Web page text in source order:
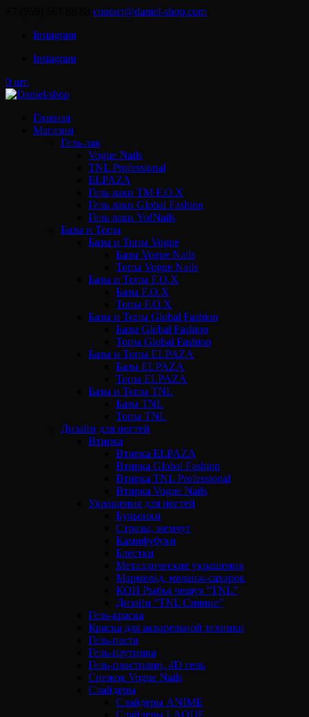
contact@daniel-shop.com
Instagram
Instagram
0 шт.
Главная
Магазин
Гель-лак
Vogue Nails
TNL Professional
ELPAZA
Гель лаки ТМ F.O.X
Гель лаки Global Fashion
Гель лаки Yo!Nails
Базы и Топы
Базы и Топы Vogue
Базы Vogue Nails
Топы Vogue Nails
Базы и Топы F.O.X
Базы F.O.X
Топы F.O.X
Базы и Топы Global Fashion
Базы Global Fashion
Топы Global Fashion
Базы и Топы ELPAZA
Базы ELPAZA
Топы ELPAZA
Базы и Топы TNL
Базы TNL
Топы TNL
Дизайн для ногтей
Втирка
Втирка ELPAZA
Втирка Global Fashion
Втирка TNL Professional
Втирка Vogue Nails
Украшения для ногтей
Бульонки
Стразы, жемчуг
Камифубуки
Блестки
Металлические украшения
Мармелад, меланж-сахарок
КОИ Рыбья чешуя “TNL”
Дизайн “TNL Сияние”
Гель-краска
Краска для акварельной техники
Гель-паста
Гель-паутинка
Гель-пластилин, 4D гель
Снежок Vogue Nails
Слайдеры
Слайдеры ANIME
Слайдеры LAQUE